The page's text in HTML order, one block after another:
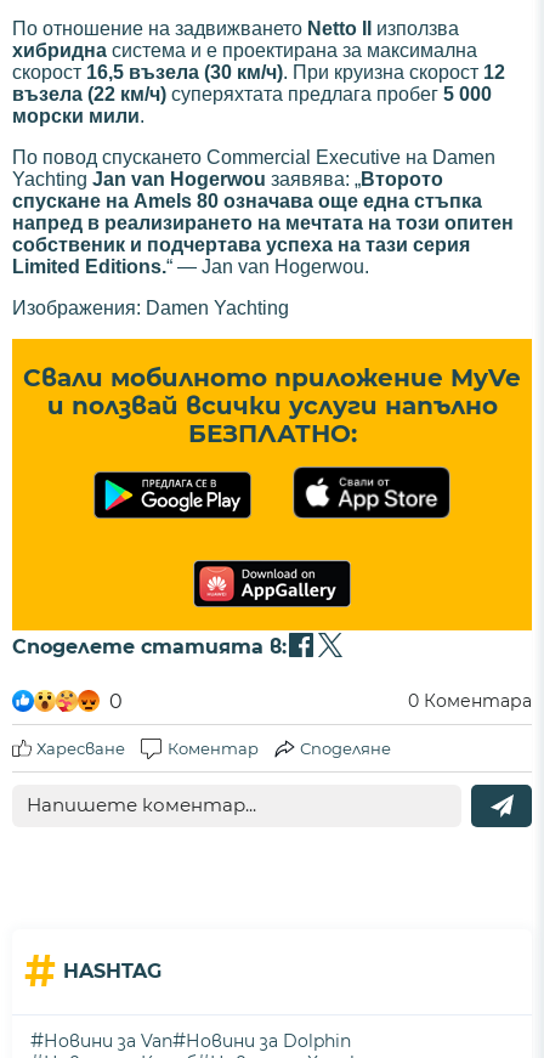
По отношение на задвижването Netto II
използва
хибридна система и е проектирана за максимална
скорост 16,5 възела (30 км/ч). При круизна скорост 12
възела (22 км/ч) суперяхтата предлага пробег 5 000
морски мили.
По повод спускането Commercial Executive на Damen
Yachting Jan van Hogerwou заявява: „Второто
спускане на Amels 80 означава още една стъпка
напред в реализирането на мечтата на този опитен
собственик и подчертава успеха на тази серия
Limited Editions.“ — Jan van Hogerwou.
Изображения: Damen Yachting
Свали мобилното приложение MyVe
и ползвай всички услуги напълно
БЕЗПЛАТНО:
Споделете статията в:
0 0 Коментара
Харесване Коментар Споделяне
# HASHTAG
#Новини за Van#Новини за Dolphin